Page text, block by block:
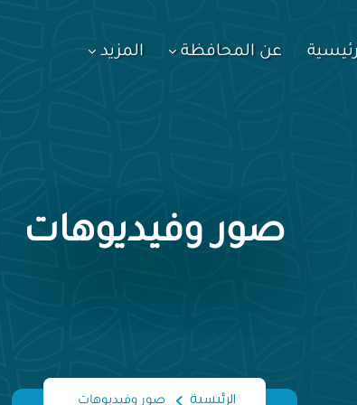
عن المحافظة المزيد
صور وفيديوهات
الرئيسية صور وفيديوهات